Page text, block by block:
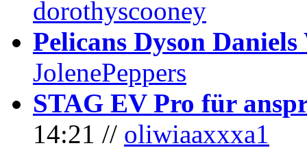
dorothyscooney
Pelicans Dyson
JolenePeppers
STAG EV Pro für
14:21 // oliwiaaxxxa1